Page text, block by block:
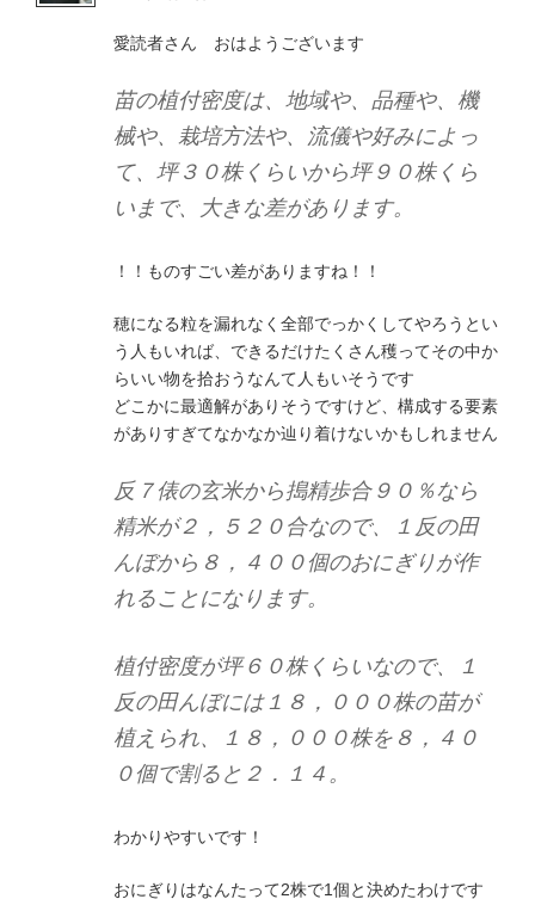
愛読者さん おはようございます
苗の植付密度は、地域や、品種や、機
械や、栽培方法や、流儀や好みによっ
て、坪３０株くらいから坪９０株くら
いまで、大きな差があります。
！！ものすごい差がありますね！！
穂になる粒を漏れなく全部でっかくしてやろうとい
う人もいれば、できるだけたくさん穫ってその中か
らいい物を拾おうなんて人もいそうです
どこかに最適解がありそうですけど、構成する要素
がありすぎてなかなか辿り着けないかもしれません
反７俵の玄米から搗精歩合９０％なら
精米が２，５２０合なので、１反の田
んぼから８，４００個のおにぎりが作
れることになります。
植付密度が坪６０株くらいなので、１
反の田んぼには１８，０００株の苗が
植えられ、１８，０００株を８，４０
０個で割ると２．１４。
わかりやすいです！
おにぎりはなんたって2株で1個と決めたわけです